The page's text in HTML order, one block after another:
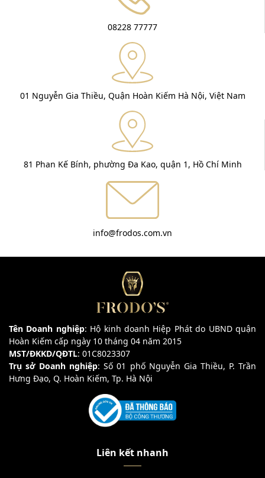
08228 77777
01 Nguyễn Gia Thiều, Quận Hoàn Kiếm Hà Nội, Việt Nam
81 Phan Kế Bính, phường Đa Kao, quận 1, Hồ Chí Minh
info@frodos.com.vn
Tên Doanh nghiệp: Hộ kinh doanh Hiệp Phát do UBND quận
Hoàn Kiếm cấp ngày 10 tháng 04 năm 2015
MST/ĐKKD/QĐTL: 01C8023307
Trụ sở Doanh nghiệp: Số 01 phố Nguyễn Gia Thiều, P. Trần
Hưng Đạo, Q. Hoàn Kiếm, Tp. Hà Nội
Liên kết nhanh